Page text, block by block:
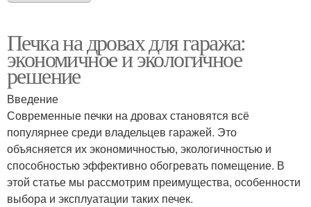
Печка на дровах для гаража:
экономичное и экологичное
решение
Введение
Современные печки на дровах становятся всё
популярнее среди владельцев гаражей. Это
объясняется их экономичностью, экологичностью и
способностью эффективно обогревать помещение. В
этой статье мы рассмотрим преимущества, особенности
выбора и эксплуатации таких печек.